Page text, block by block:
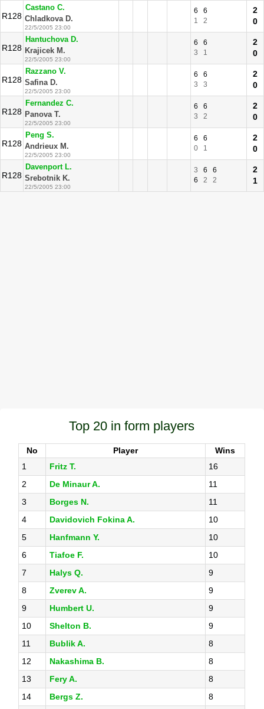
R128
Castano C.
Chladkova D.
22/5/2005 23:00
6
6
1
2
2
0
R128
Hantuchova D.
Krajicek M.
22/5/2005 23:00
6
6
3
1
2
0
R128
Razzano V.
Safina D.
22/5/2005 23:00
6
6
3
3
2
0
R128
Fernandez C.
Panova T.
22/5/2005 23:00
6
6
3
2
2
0
R128
Peng S.
Andrieux M.
22/5/2005 23:00
6
6
0
1
2
0
R128
Davenport L.
Srebotnik K.
22/5/2005 23:00
3 6
6
6
2 2
2
1
Top 20 in form players
No Player
Wins
1
Fritz T.
16
2
De Minaur A.
11
3
Borges N.
11
4
Davidovich Fokina A.
10
5
Hanfmann Y.
10
6
Tiafoe F.
10
7
Halys Q.
9
8
Zverev A.
9
9
Humbert U.
9
10
Shelton B.
9
11
Bublik A.
8
12
Nakashima B.
8
13
Fery A.
8
14
Bergs Z.
8